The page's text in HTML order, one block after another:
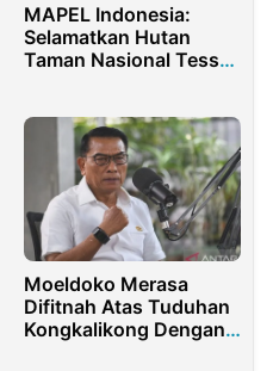
MAPEL Indonesia:
Selamatkan Hutan
Taman Nasional Tesso
Moeldoko Merasa
Difitnah Atas Tuduhan
Kongkalikong Dengan